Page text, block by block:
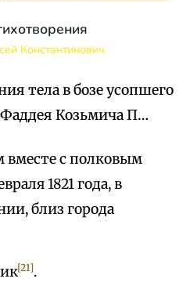
Константинович
тела в бозе усопшего
Фаддея Козьмича П…
вместе с полковым
1821 года, в
близ города
[21].